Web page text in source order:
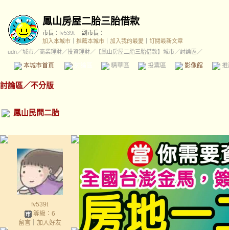
鳳山房屋二胎三胎借款
市長： fv539t
副市長：
加入本城市
推薦本城市 加入我的最愛
訂閱最新文章
udn／城市／商業理財／投資理財／ 【鳳山房屋二胎三胎借款】城市／討論區／
本城市首頁 精華區 投票區 影像館
討論區／不分版
鳳山民間二胎
fv539t
等級：6
留言｜ 加入好友